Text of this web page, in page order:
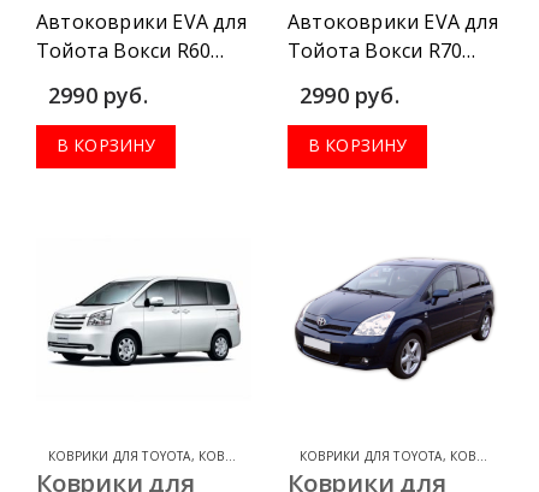
Автоковрики EVA для
Тойота Вокси R60
приобрести в
комплектации:
водительский
2990 руб.
В КОРЗИНУ
Автоковрики EVA для
Тойота Вокси R70
приобрести в
комплектации:
водительский
коврик в багажник.
2990 руб.
В КОРЗИНУ
КОВРИКИ ДЛЯ TOYOTA, КОВРИКИ ДЛЯ TOYOTA VOXY
Коврики для
КОВРИКИ ДЛЯ TOYOTA, КОВРИКИ ДЛЯ TOYOTA WILL VS
Коврики для